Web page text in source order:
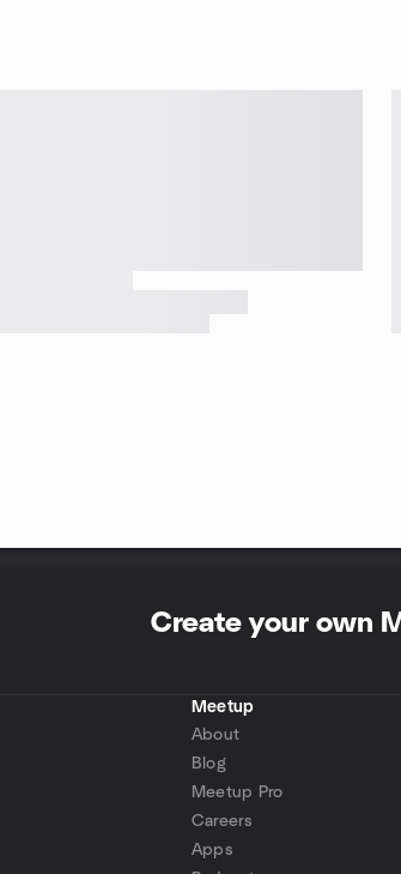
Create your own
Meetup
About
Blog
Meetup Pro
Careers
Apps